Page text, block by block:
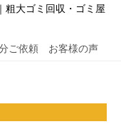
粗大ゴミ回収・ゴミ屋
ご依頼 お客様の声